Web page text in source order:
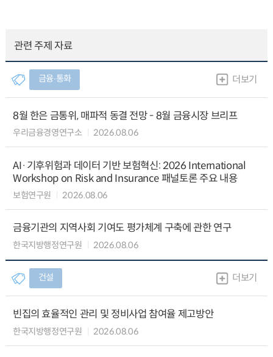
관련 주제 자료
금융∙통화 더보기
8월 한은 금통위, 매파적 동결 전망 - 8월 금융시장 브리프
우리금융경영연구소 2026.08.06
AI·기후위험과 데이터 기반 보험혁신: 2026 International
Workshop on Risk and Insurance 패널토론 주요 내용
보험연구원 2026.08.06
금융기관의 지역사회 기여도 평가체계 구축에 관한 연구
한국지방행정연구원 2026.08.06
건설 더보기
빈집의 효율적인 관리 및 정비사업 참여율 제고방안
한국지방행정연구원 2026.08.06